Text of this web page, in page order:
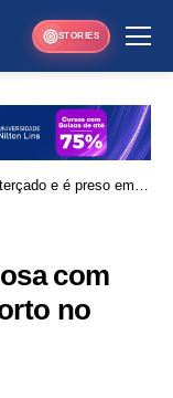
STORIES
e é preso em
com
no